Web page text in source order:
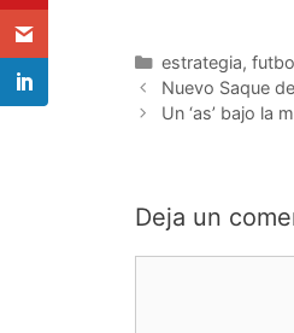
Categorías
estrategia,
Navegación
de
Nuevo Saque
Un ‘as’ bajo la
Deja un